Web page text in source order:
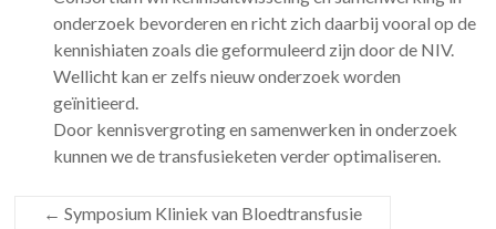
onderzoek bevorderen en richt zich daarbij vooral op de
kennishiaten zoals die geformuleerd zijn door de NIV.
Wellicht kan er zelfs nieuw onderzoek worden
geïnitieerd.
Door kennisvergroting en samenwerken in onderzoek
kunnen we de transfusieketen verder optimaliseren.
← Symposium Kliniek van Bloedtransfusie